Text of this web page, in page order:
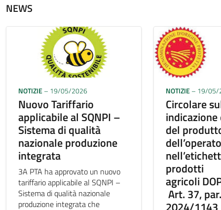
NEWS
NOTIZIE– 19/05/2026
Nuovo Tariffario
applicabile al SQNPI –
Sistema di qualità
nazionale produzione
integrata
3A PTA ha approvato un nuovo
tariffario applicabile al SQNPI –
Sistema di qualità nazionale
produzione integrata che
NOTIZIE– 19/05/
Circolare
del
prodotti
agricoli
Art. 37,